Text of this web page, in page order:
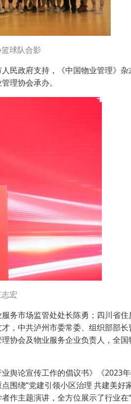
球队合影
民政府支持，《中国物业管理》杂
理协会承办。
宏
务市场监管处处长陈勇；四川省
，中共泸州市委常委、组织部部
协会及物业服务企业负责人，全
舆论宣传工作的倡议书》《2023
绕“党建引领小区治理 共建美好
作主题演讲，全方位展示了行业在